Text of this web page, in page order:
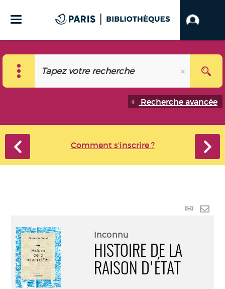
Recherche avancée
Comment s'inscrire ?
Lien
Inconnu
HISTOIRE DE LA
RAISON D'ÉTAT